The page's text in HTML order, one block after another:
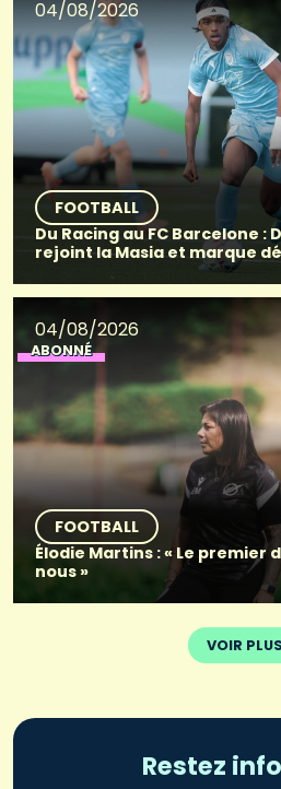
04/08/2026
FOOTBALL
Du Racing au FC Barcelone :
rejoint la Masia et marque
04/08/2026
ABONNÉ
FOOTBALL
Élodie Martins : « Le premier
nous »
VOIR PLUS
Restez